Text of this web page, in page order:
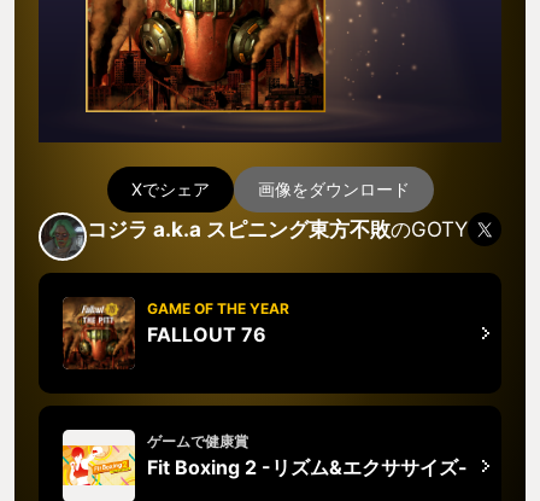
Xでシェア 画像をダウンロード
コジラ a.k.a スピニング東方不敗のGOTY
GAME OF THE YEAR
FALLOUT 76
ゲームで健康賞
Fit Boxing 2 -リズム&エクササイズ-